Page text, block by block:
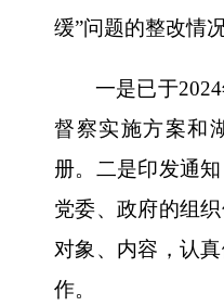
缓”问题的整改情
一是已于
督察实施方案和
册。二是印发通
党委、政府的组
对象、内容，认
作。